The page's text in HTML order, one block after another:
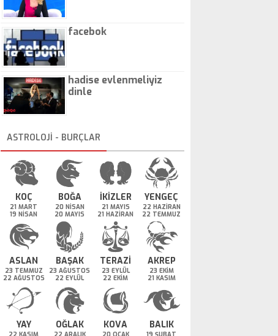
facebok
hadise evlenmeliyiz
dinle
ASTROLOJİ - BURÇLAR
KOÇ
21 MART
19 NİSAN
BOĞA
20 NİSAN
20 MAYIS
İKİZLER
21 MAYIS
21 HAZİRAN
YENGEÇ
22 HAZİRAN
22 TEMMUZ
ASLAN
23 TEMMUZ
22 AĞUSTOS
BAŞAK
23 AĞUSTOS
22 EYLÜL
TERAZİ
23 EYLÜL
22 EKİM
AKREP
23 EKİM
21 KASIM
YAY OĞLAK KOVA BALIK